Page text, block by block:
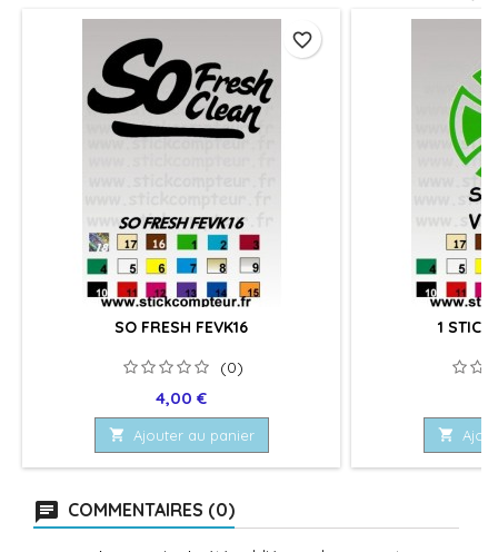
SO FRESH FEVK16
(0)
Prix
4,00 €
 Ajouter au panier
favorite_border
1

COMMENTAIRES (0)